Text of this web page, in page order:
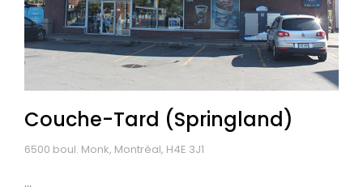
Couche-Tard (Springland)
6500 boul. Monk, Montréal, H4E 3J1
...